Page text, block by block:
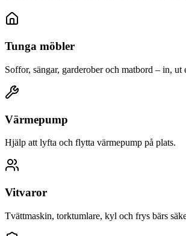
Tunga möbler
Soffor, sängar, garderober och matbord – in, ut
Värmepump
Hjälp att lyfta och flytta värmepump på plats.
Vitvaror
Tvättmaskin, torktumlare, kyl och frys bärs